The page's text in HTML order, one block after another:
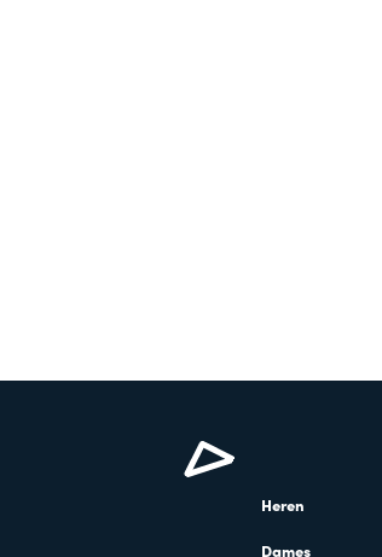
Heren
Dames